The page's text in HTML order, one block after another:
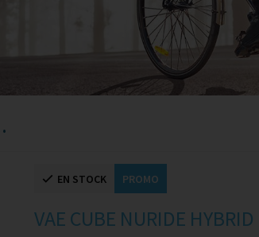
46
EN STOCK PROMO
VAE CUBE NURIDE